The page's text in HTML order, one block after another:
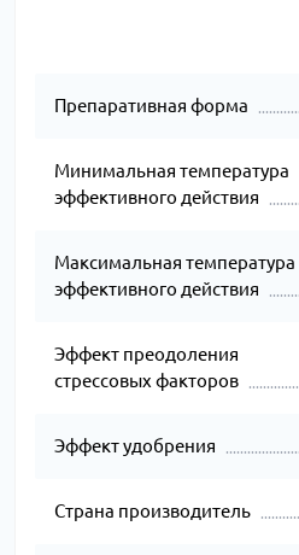
Препаративная форма
Минимальная температура
эффективного действия
Максимальная температура
эффективного действия
Эффект преодоления
стрессовых факторов
Эффект удобрения
Страна производитель